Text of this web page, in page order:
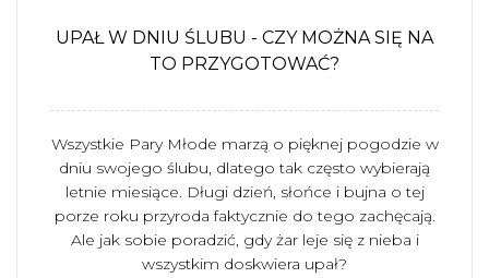
UPAŁ W DNIU ŚLUBU - CZY MOŻNA SIĘ NA
TO PRZYGOTOWAĆ?
Wszystkie Pary Młode marzą o pięknej pogodzie w
dniu swojego ślubu, dlatego tak często wybierają
letnie miesiące. Długi dzień, słońce i bujna o tej
porze roku przyroda faktycznie do tego zachęcają.
Ale jak sobie poradzić, gdy żar leje się z nieba i
wszystkim doskwiera upał?